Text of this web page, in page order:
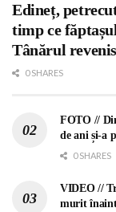
Edineț,
timp ce
Tânărul
0 SHARES
FOTO //
de ani și-a
0 SHARES
VIDEO //
murit